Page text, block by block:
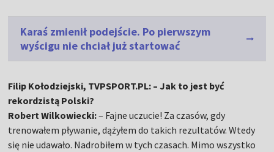
Karaś zmienił podejście. Po pierwszym
wyścigu nie chciał już startować
Filip Kołodziejski, TVPSPORT.PL: – Jak to jest być
rekordzistą Polski?
Robert Wilkowiecki:– Fajne uczucie! Za czasów, gdy
trenowałem pływanie, dążyłem do takich rezultatów. Wtedy
się nie udawało. Nadrobiłem w tych czasach. Mimo wszystko